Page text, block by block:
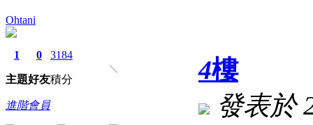
Ohtani
1
主題
0
好友
3184
積分
進階會員
4樓
發表於